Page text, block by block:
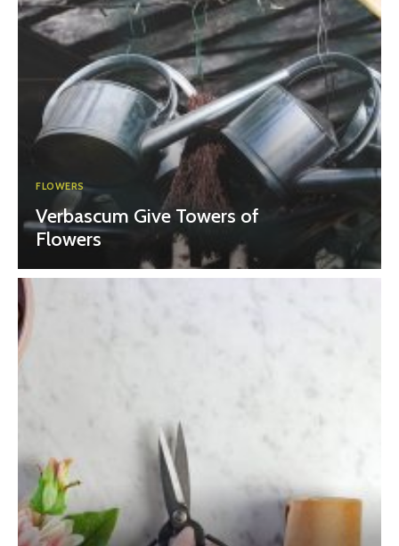
FLOWERS
Verbascum Give Towers of
Flowers